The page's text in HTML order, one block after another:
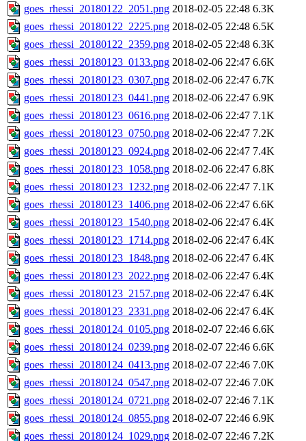
goes_rhessi_20180122_2051.png 2018-02-05 22:48 6.3K
goes_rhessi_20180122_2225.png 2018-02-05 22:48 6.5K
goes_rhessi_20180122_2359.png 2018-02-05 22:48 6.3K
goes_rhessi_20180123_0133.png 2018-02-06 22:47 6.6K
goes_rhessi_20180123_0307.png 2018-02-06 22:47 6.7K
goes_rhessi_20180123_0441.png 2018-02-06 22:47 6.9K
goes_rhessi_20180123_0616.png 2018-02-06 22:47 7.1K
goes_rhessi_20180123_0750.png 2018-02-06 22:47 7.2K
goes_rhessi_20180123_0924.png 2018-02-06 22:47 7.4K
goes_rhessi_20180123_1058.png 2018-02-06 22:47 6.8K
goes_rhessi_20180123_1232.png 2018-02-06 22:47 7.1K
goes_rhessi_20180123_1406.png 2018-02-06 22:47 6.6K
goes_rhessi_20180123_1540.png 2018-02-06 22:47 6.4K
goes_rhessi_20180123_1714.png 2018-02-06 22:47 6.4K
goes_rhessi_20180123_1848.png 2018-02-06 22:47 6.4K
goes_rhessi_20180123_2022.png 2018-02-06 22:47 6.4K
goes_rhessi_20180123_2157.png 2018-02-06 22:47 6.4K
goes_rhessi_20180123_2331.png 2018-02-06 22:47 6.4K
goes_rhessi_20180124_0105.png 2018-02-07 22:46 6.6K
goes_rhessi_20180124_0239.png 2018-02-07 22:46 6.6K
goes_rhessi_20180124_0413.png 2018-02-07 22:46 7.0K
goes_rhessi_20180124_0547.png 2018-02-07 22:46 7.0K
goes_rhessi_20180124_0721.png 2018-02-07 22:46 7.1K
goes_rhessi_20180124_0855.png 2018-02-07 22:46 6.9K
goes_rhessi_20180124_1029.png 2018-02-07 22:46 7.2K